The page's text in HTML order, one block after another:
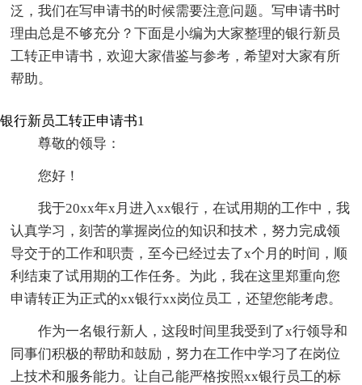
泛，我们在写申请书的时候需要注意问题。写申请书时
理由总是不够充分？下面是小编为大家整理的银行新员
工转正申请书，欢迎大家借鉴与参考，希望对大家有所
帮助。
银行新员工转正申请书1
尊敬的领导：
您好！
我于20xx年x月进入xx银行，在试用期的工作中，我
认真学习，刻苦的掌握岗位的知识和技术，努力完成领
导交于的工作和职责，至今已经过去了x个月的时间，顺
利结束了试用期的工作任务。为此，我在这里郑重向您
申请转正为正式的xx银行xx岗位员工，还望您能考虑。
作为一名银行新人，这段时间里我受到了x行领导和
同事们积极的帮助和鼓励，努力在工作中学习了在岗位
上技术和服务能力。让自己能严格按照xx银行员工的标